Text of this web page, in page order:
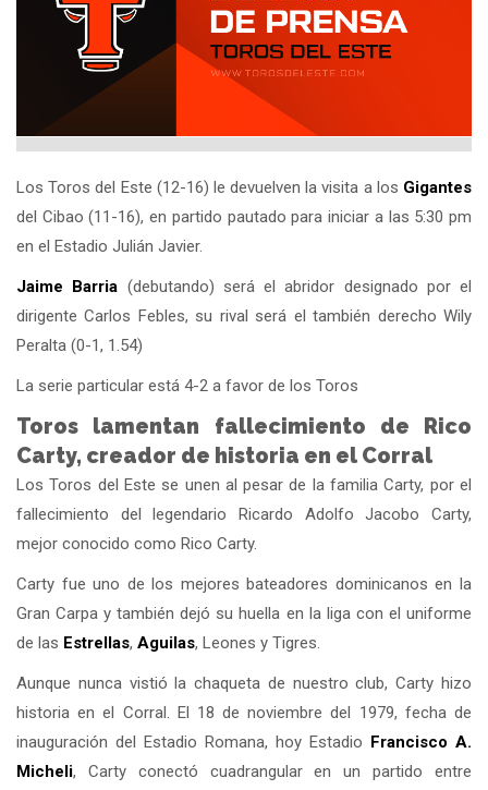
Los Toros del Este (12-16) le devuelven la visita a los Gigantes
del Cibao (11-16), en partido pautado para iniciar a las 5:30 pm
en el Estadio Julián Javier.
Jaime Barria (debutando) será el abridor designado por el
dirigente Carlos Febles, su rival será el también derecho Wily
Peralta (0-1, 1.54)
La serie particular está 4-2 a favor de los Toros
Toros lamentan fallecimiento de Rico
Carty, creador de historia en el Corral
Los Toros del Este se unen al pesar de la familia Carty, por el
fallecimiento del legendario Ricardo Adolfo Jacobo Carty,
mejor conocido como Rico Carty.
Carty fue uno de los mejores bateadores dominicanos en la
Gran Carpa y también dejó su huella en la liga con el uniforme
de las Estrellas, Aguilas, Leones y Tigres.
Aunque nunca vistió la chaqueta de nuestro club, Carty hizo
historia en el Corral. El 18 de noviembre del 1979, fecha de
inauguración del Estadio Romana, hoy Estadio Francisco A.
Micheli, Carty conectó cuadrangular en un partido entre